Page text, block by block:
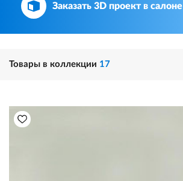
Заказать 3D проект в салоне
Товары в коллекции 17